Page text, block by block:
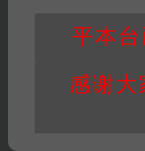
平本
感谢大